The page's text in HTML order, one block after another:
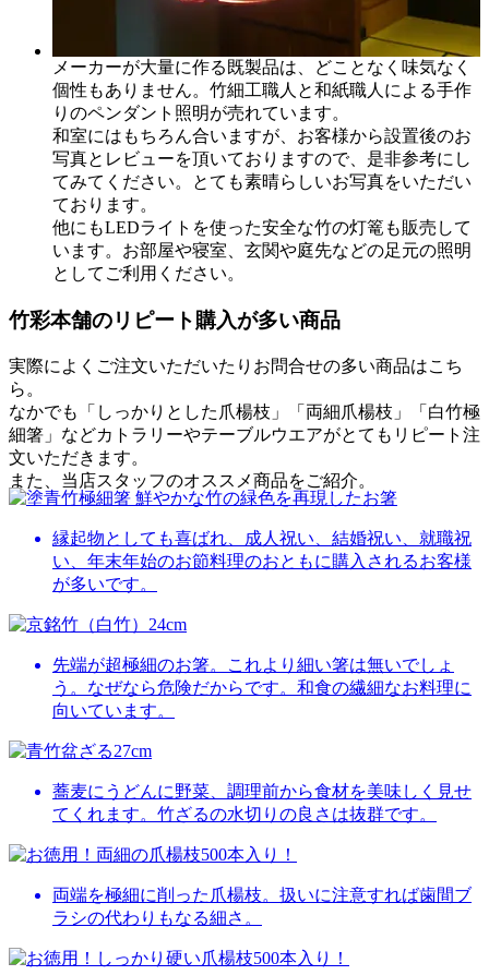
メーカーが大量に作る既製品は、どことなく味気なく
個性もありません。竹細工職人と和紙職人による手作
りのペンダント照明が売れています。
和室にはもちろん合いますが、お客様から設置後のお
写真とレビューを頂いておりますので、是非参考にし
てみてください。とても素晴らしいお写真をいただい
ております。
他にもLEDライトを使った安全な竹の灯篭も販売して
います。お部屋や寝室、玄関や庭先などの足元の照明
としてご利用ください。
竹彩本舗のリピート購入が多い商品
実際によくご注文いただいたりお問合せの多い商品はこち
ら。
なかでも「しっかりとした爪楊枝」「両細爪楊枝」「白竹極
細箸」などカトラリーやテーブルウエアがとてもリピート注
文いただきます。
また、当店スタッフのオススメ商品をご紹介。
縁起物としても喜ばれ、成人祝い、結婚祝い、就職祝
い、年末年始のお節料理のおともに購入されるお客様
が多いです。
先端が超極細のお箸。これより細い箸は無いでしょ
う。なぜなら危険だからです。和食の繊細なお料理に
向いています。
蕎麦にうどんに野菜、調理前から食材を美味しく見せ
てくれます。竹ざるの水切りの良さは抜群です。
両端を極細に削った爪楊枝。扱いに注意すれば歯間ブ
ラシの代わりもなる細さ。